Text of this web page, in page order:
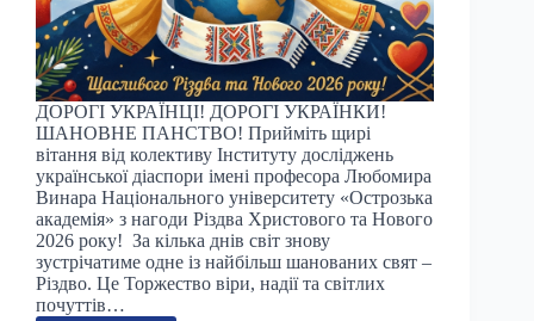
ДОРОГІ УКРАЇНЦІ! ДОРОГІ УКРАЇНКИ!
ШАНОВНЕ ПАНСТВО! Прийміть щирі
вітання від колективу Інституту досліджень
української діаспори імені професора Любомира
Винара Національного університету «Острозька
академія» з нагоди Різдва Христового та Нового
2026 року! За кілька днів світ знову
зустрічатиме одне із найбільш шанованих свят –
Різдво. Це Торжество віри, надії та світлих
почуттів…